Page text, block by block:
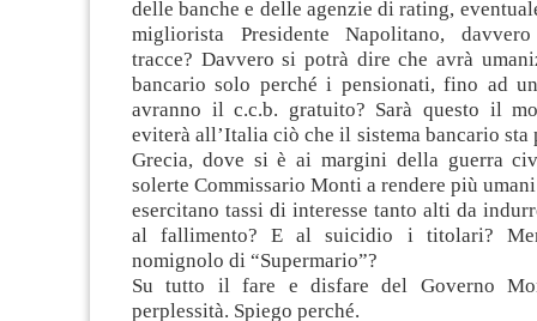
delle banche e delle agenzie di rating,
migliorista Presidente Napolitano,
tracce? Davvero si potrà dire che avrà
bancario solo perché i pensionati, fino ad
avranno il c.c.b. gratuito? Sarà questo il
eviterà all’Italia ciò che il sistema bancario sta
Grecia, dove si è ai margini della guerra
solerte Commissario Monti a rendere più
esercitano tassi di interesse tanto alti da
al fallimento? E al suicidio i titolari?
nomignolo di “Supermario”?
Su tutto il fare e disfare del Governo
perplessità. Spiego perché.